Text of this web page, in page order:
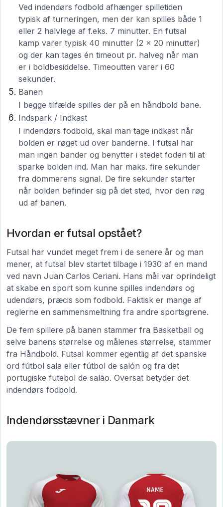
Ved indendørs fodbold afhænger spilletiden
typisk af turneringen, men der kan spilles både 1
eller 2 halvlege af f.eks. 7 minutter. En futsal
kamp varer typisk 40 minutter (2 x 20 minutter)
og der kan tages én timeout pr. halveg når man
er i boldbesiddelse. Timeoutten varer i 60
sekunder.
Banen
I begge tilfælde spilles der på en håndbold bane.
Indspark / Indkast
I indendørs fodbold, skal man tage indkast når
bolden er røget ud over banderne. I futsal har
man ingen bander og benytter i stedet foden til at
sparke bolden ind. Man har maks. fire sekunder
fra dommerens signal. De fire sekunder starter
når bolden befinder sig på det sted, hvor den røg
ud af banen.
Hvordan er futsal opstået?
Futsal har vundet meget frem i de senere år og man
mener, at futsal blev startet tilbage i 1930 af en mand
ved navn Juan Carlos Ceriani. Hans mål var oprindeligt
at skabe en sport som kunne spilles indendørs og
udendørs, præcis som fodbold. Faktisk er mange af
reglerne en sammensmeltning fra andre sportsgrene.
De fem spillere på banen stammer fra Basketball og
selve banens størrelse og målenes størrelse, stammer
fra Håndbold. Futsal kommer egentlig af det spanske
ord fútbol sala eller fútbol de salón og fra det
portugiske futebol de salão. Oversat betyder det
indendørs fodbold.
Indendørsstævner i Danmark